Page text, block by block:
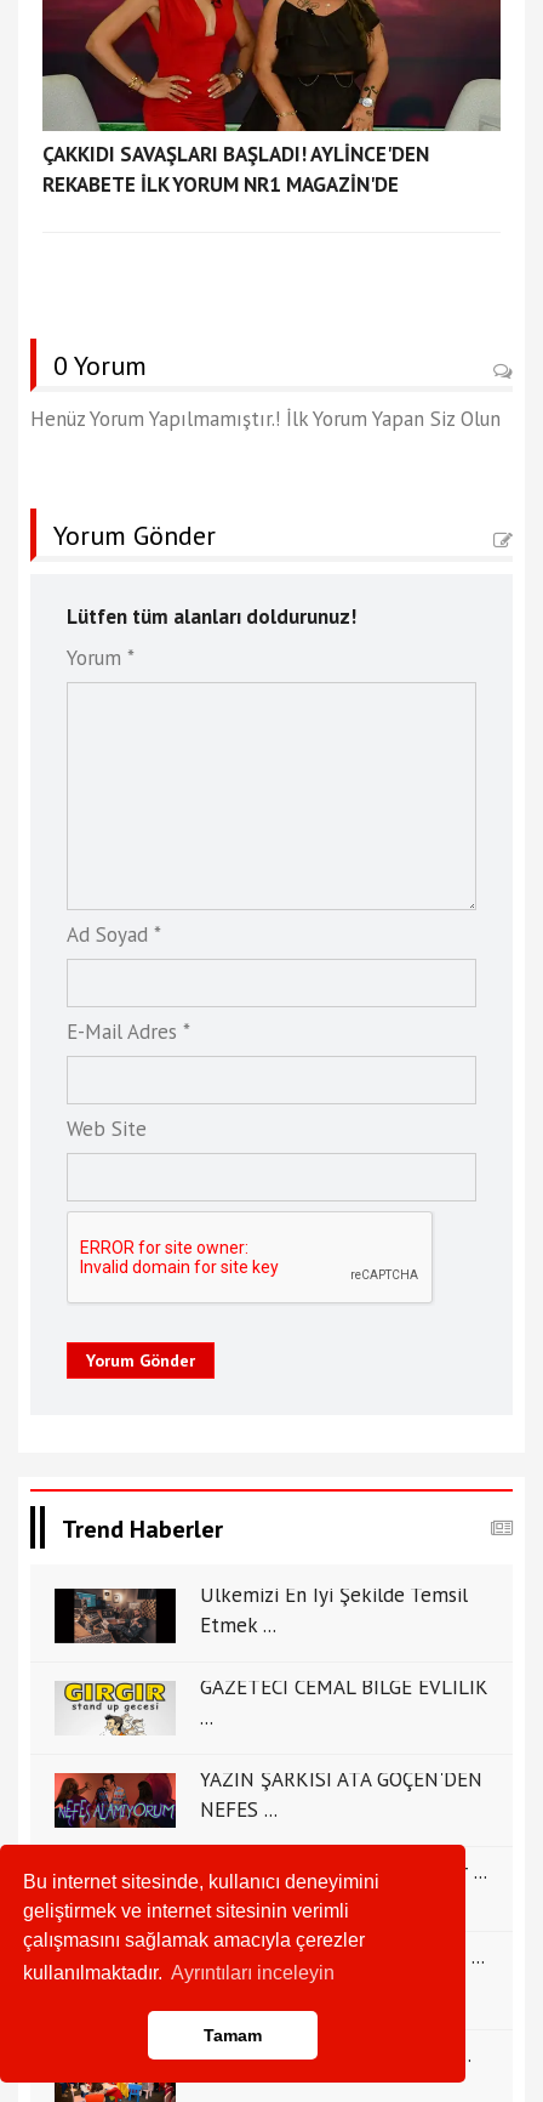
Bu internet sitesinde, kullanıcı deneyimini
geliştirmek ve internet sitesinin verimli
çalışmasını sağlamak amacıyla çerezler
kullanılmaktadır. Ayrıntıları inceleyin
Tamam
ÇAKKIDI SAVAŞLARI BAŞLADI! AYLİNCE'DEN
REKABETE İLK YORUM NR1 MAGAZİN'DE
0 Yorum
Henüz Yorum Yapılmamıştır.! İlk Yorum Yapan Siz Olun
Yorum Gönder
Lütfen tüm alanları doldurunuz!
Yorum *
Ad Soyad *
E-Mail Adres *
Web Site
Yorum Gönder
Trend Haberler
Ülkemizi En İyi Şekilde Temsil
Etmek ...
GAZETECİ CEMAL BİLGE EVLİLİK
...
YAZIN ŞARKISI ATA GÖÇEN'DEN
NEFES ...
Medya Dünyasının Zorbey'i bir ...
Gülşen Açıkgöz Ödülden ödüle ...
D&R, çocukları Kral Şakir ile ...